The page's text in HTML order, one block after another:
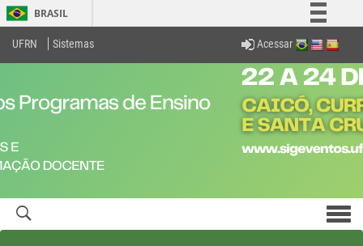
BRASIL
Simplifique!
Comunica BR
Participe
Acesso à informação
Legislação
UFRN Sistemas Acessar